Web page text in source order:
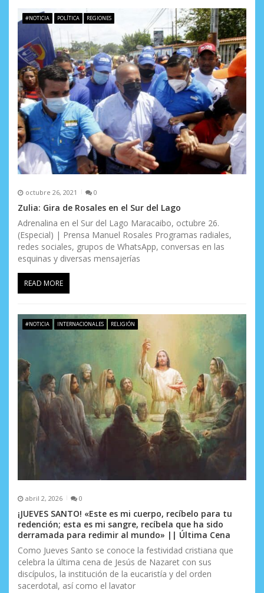
#NOTICIA POLÍTICA REGIONES
octubre 26, 2021 0
Zulia: Gira de Rosales en el Sur del Lago
Adrenalina en el Sur del Lago Maracaibo, octubre 26.
(Especial) | Prensa Manuel Rosales Programas radiales,
redes sociales, grupos de WhatsApp, conversas en las
esquinas y diversas mensajerías
READ MORE
#NOTICIA INTERNACIONALES RELIGIÓN
abril 2, 2026 0
¡JUEVES SANTO! «Este es mi cuerpo, recíbelo para tu
redención; esta es mi sangre, recíbela que ha sido
derramada para redimir al mundo» || Última Cena
Como Jueves Santo se conoce la festividad cristiana que
celebra la última cena de Jesús de Nazaret con sus
discípulos, la institución de la eucaristía y del orden
sacerdotal, así como el lavator